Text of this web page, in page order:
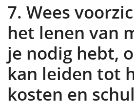
7. Wees
het lenen van
je nodig hebt,
kan leiden tot
kosten en